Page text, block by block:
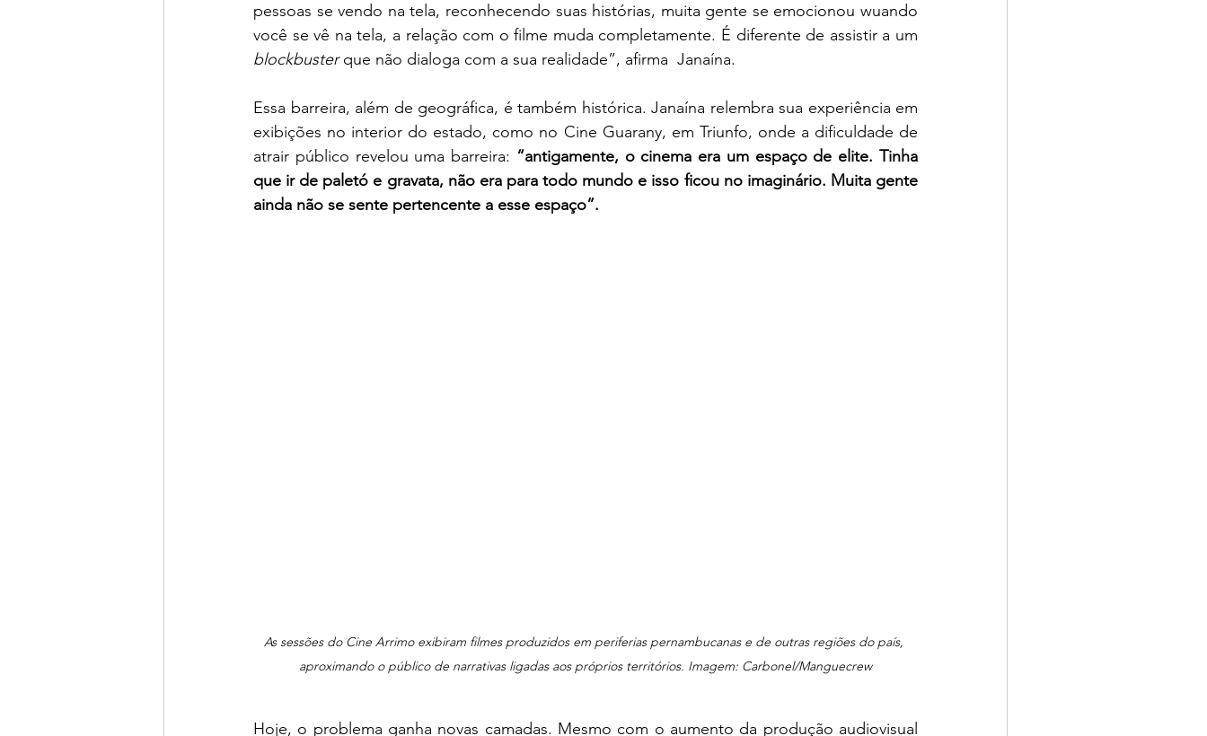
pessoas se vendo na tela, reconhecendo suas histórias, muita gente se emocionou wuando
blockbuster que não dialoga com a sua realidade”, afirma  Janaína.
Essa barreira, além de geográfica, é também histórica. Janaína relembra sua experiência em
exibições no interior do estado, como no Cine Guarany, em Triunfo, onde a dificuldade de
atrair público revelou uma barreira: “antigamente, o cinema era um espaço de elite. Tinha
que ir de paletó e gravata, não era para todo mundo e isso ficou no imaginário. Muita gente
ainda não se sente pertencente a esse espaço”.
As sessões do Cine Arrimo exibiram filmes produzidos em periferias pernambucanas e de outras regiões do país,
aproximando o público de narrativas ligadas aos próprios territórios. Imagem: Carbonel/Manguecrew
Hoje, o problema ganha novas camadas. Mesmo com o aumento da produção audiovisual